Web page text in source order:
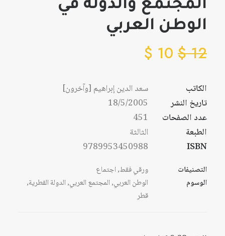
المجتمع والدولة في
الوطن العربي
12
$
10
$
الكاتب
سعد الدين إبراهيم [وآخرون]
تاريخ النشر
18/5/2005
عدد الصفحات
451
الطبعة
الثالثة
ISBN
9789953450988
التصنيفات ورقي فقط,اجتماع
الوسوم
الوطن العربي,المجتمع العربي,الدولة القطرية,
قطر